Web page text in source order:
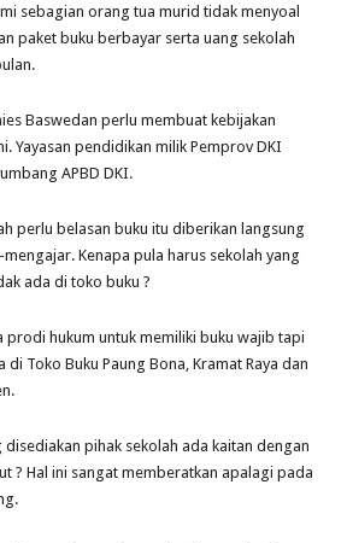
sebagian orang tua murid tidak menyoal
paket buku berbayar serta uang sekolah
Baswedan perlu membuat kebijakan
Yayasan pendidikan milik Pemprov DKI
APBD DKI.
perlu belasan buku itu diberikan langsung
Kenapa pula harus sekolah yang
ada di toko buku ?
prodi hukum untuk memiliki buku wajib tapi
Toko Buku Paung Bona, Kramat Raya dan
disediakan pihak sekolah ada kaitan dengan
? Hal ini sangat memberatkan apalagi pada